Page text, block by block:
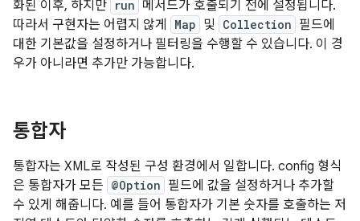
화된 이후, 하지만 run 메서드가 호출되기 전에 설정됩니다.
따라서 구현자는 어렵지 않게
Map 및 Collection 필드에
대한 기본값을 설정하거나 필터링을 수행할 수 있습니다. 이 경
우가 아니라면 추가만 가능합니다.
통합자
통합자는 XML로 작성된 구성 환경에서 일합니다. config 형식
은 통합자가 모든 @Option 필드에 값을 설정하거나 추가할
수 있게 해줍니다. 예를 들어 통합자가 기본 숫자를 호출하는 저